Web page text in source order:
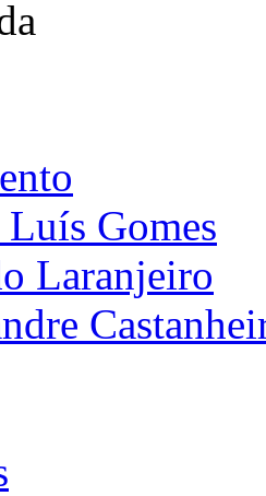
Gomes
Laranjeiro